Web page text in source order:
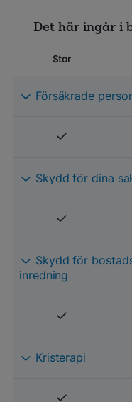
Det här ingår i
Stor
Försäkrade
Skydd för dina
inredning
Kristerapi